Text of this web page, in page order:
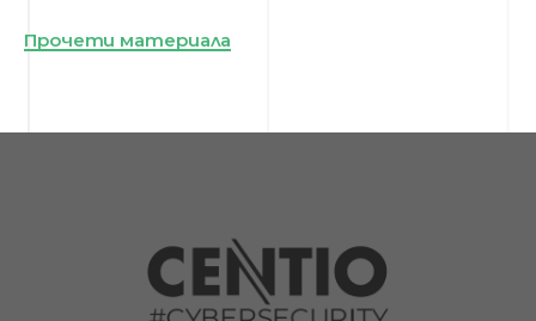
Прочети материала